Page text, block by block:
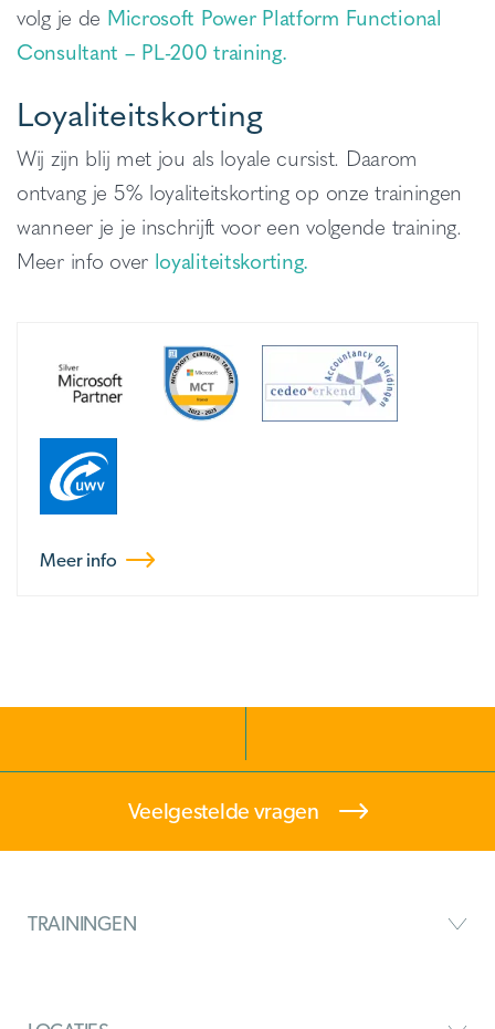
volg je de Microsoft Power Platform Functional
Consultant – PL-200 training.
Loyaliteitskorting
Wij zijn blij met jou als loyale cursist. Daarom
ontvang je 5% loyaliteitskorting op onze trainingen
wanneer je je inschrijft voor een volgende training.
Meer info over loyaliteitskorting.
Meer info
Veelgestelde vragen
TRAININGEN